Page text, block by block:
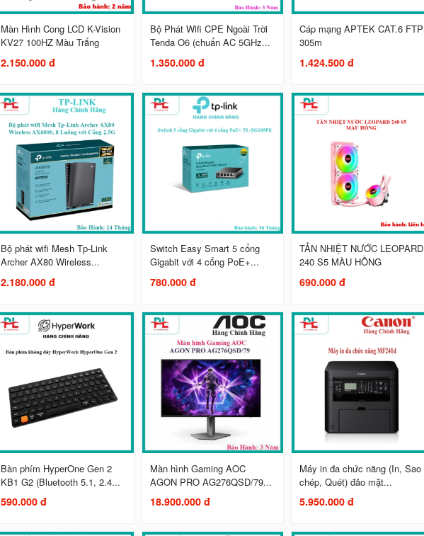
Màn Hình Cong LCD K-Vision
KV27 100HZ Màu Trắng
2.150.000 đ
Bộ Phát Wifi CPE Ngoài Trời
Tenda O6 (chuẩn AC 5GHz...
1.350.000 đ
Cáp mạng APTEK CAT.6 FTP
305m
1.424.500 đ
Bộ phát wifi Mesh Tp-Link
Archer AX80 Wireless...
2.180.000 đ
Switch Easy Smart 5 cổng
Gigabit với 4 cổng PoE+...
780.000 đ
TẢN NHIỆT NƯỚC LEOPARD
240 S5 MÀU HỒNG
690.000 đ
Bàn phím HyperOne Gen 2
KB1 G2 (Bluetooth 5.1, 2.4...
590.000 đ
Màn hình Gaming AOC
AGON PRO AG276QSD/79...
18.900.000 đ
Máy in đa chức năng (In, Sao
chép, Quét) đảo mặt...
5.950.000 đ